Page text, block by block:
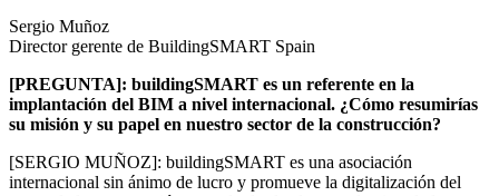
Sergio Muñoz
Director gerente de BuildingSMART Spain
[PREGUNTA]: buildingSMART es un referente en la
implantación del BIM a nivel internacional. ¿Cómo resumirías
su misión y su papel en nuestro sector de la construcción?
[SERGIO MUÑOZ]: buildingSMART es una asociación
internacional sin ánimo de lucro y promueve la digitalización del